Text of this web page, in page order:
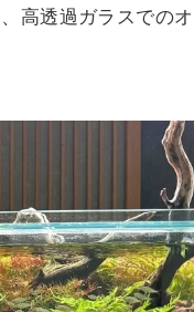
高透過ガラスでの